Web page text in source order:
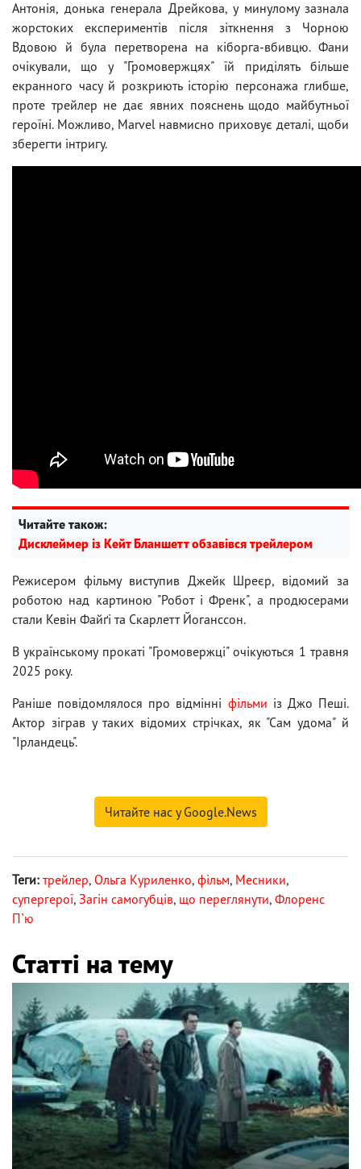
Антонія, донька генерала Дрейкова, у минулому зазнала
жорстоких експериментів після зіткнення з Чорною
Вдовою й була перетворена на кіборга-вбивцю. Фани
очікували, що у "Громовержцях" їй приділять більше
екранного часу й розкриють історію персонажа глибше,
проте трейлер не дає явних пояснень щодо майбутньої
героїні. Можливо, Marvel навмисно приховує деталі, щоби
зберегти інтригу.
Читайте також:
Дисклеймер із Кейт Бланшетт обзавівся трейлером
Режисером фільму виступив Джейк Шреєр, відомий за
роботою над картиною "Робот і Френк", а продюсерами
стали Кевін Файґі та Скарлетт Йоганссон.
В українському прокаті "Громовержці" очікуються 1 травня
2025 року.
Раніше повідомлялося про відмінні фільми із Джо Пеші.
Актор зіграв у таких відомих стрічках, як "Сам удома" й
"Ірландець".
Читайте нас у Google.News
Теги: трейлер, Ольга Куриленко, фільм, Месники,
супергерої, Загін самогубців, що переглянути, Флоренс
П`ю
Статті на тему